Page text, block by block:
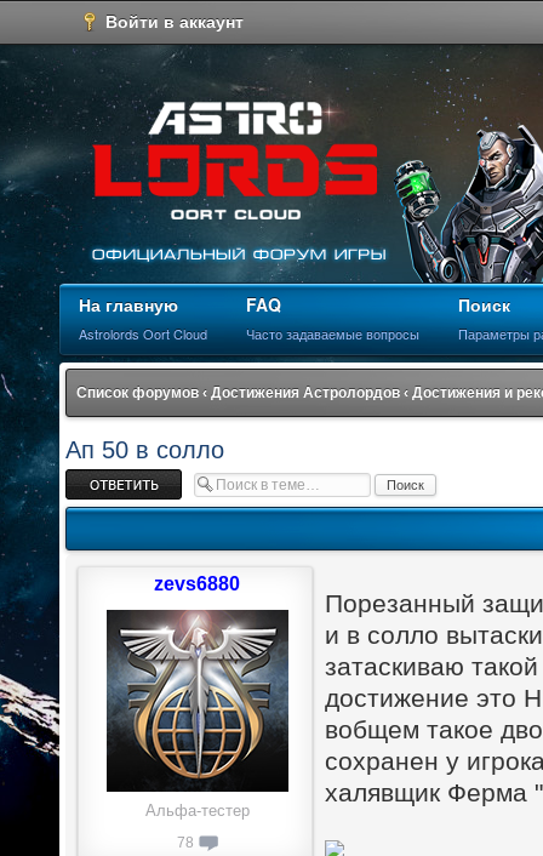
Войти в аккаунт
На главную
Astrolords Oort Cloud
FAQ
Часто задаваемые вопросы
Поиск
Параметры
Список форумов ‹ Достижения Астролордов ‹ Достижения и
Ап 50 в солло
Ответить
Порезанный
и в солло
затаскиваю
достижение это
вобщем такое
сохранен у
халявщик Ферма "
zevs6880
Альфа-тестер
78